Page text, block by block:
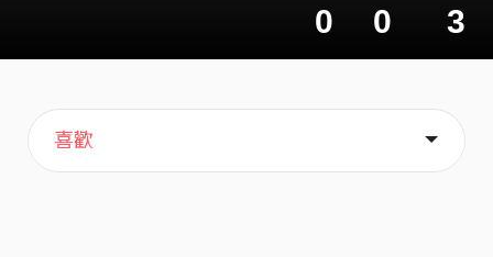
0 0 3
主頁
喜歡
關於